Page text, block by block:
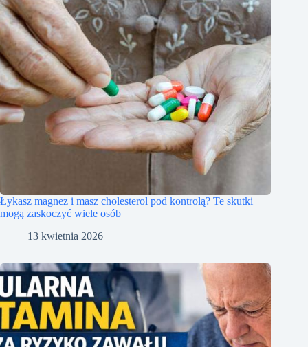
Łykasz magnez i masz cholesterol pod kontrolą? Te skutki
mogą zaskoczyć wiele osób
13 kwietnia 2026